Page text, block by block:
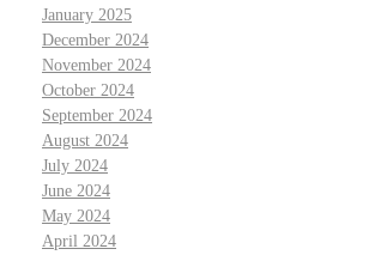
January 2025
December 2024
November 2024
October 2024
September 2024
August 2024
July 2024
June 2024
May 2024
April 2024